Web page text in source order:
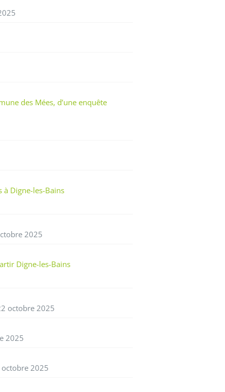
des Mées, d’une enquête
à Digne-les-Bains
2025
Digne-les-Bains
octobre 2025
2025
2025